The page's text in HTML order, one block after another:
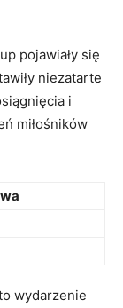
pojawiały się
niezatarte​
i
miłośników
wydarzenie